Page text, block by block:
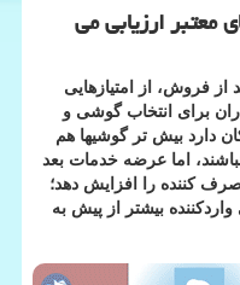
معتبر ارزیابی می
از فروش، از امتیازهایی
برای انتخاب گوشی و
دارد بیش تر گوشیها هم
اما عرضه خدمات بعد
كننده را افزایش دهد؛
بیشتر از پیش به